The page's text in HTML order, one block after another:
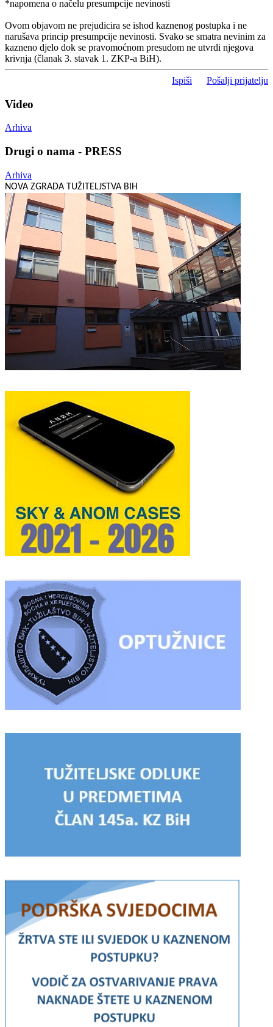
*napomena o načelu presumpcije nevinosti
Ovom objavom ne prejudicira se ishod kaznenog postupka i ne
narušava princip presumpcije nevinosti. Svako se smatra nevinim za
kazneno djelo dok se pravomoćnom presudom ne utvrdi njegova
krivnja (članak 3. stavak 1. ZKP-a BiH).
Ispiši Pošalji prijatelju
Video
Arhiva
Drugi o nama - PRESS
Arhiva
NOVA ZGRADA TUŽITELJSTVA BIH